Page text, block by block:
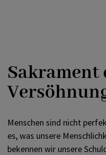
Sakrament
Menschen sind nicht
es, was unsere
bekennen wir unsere